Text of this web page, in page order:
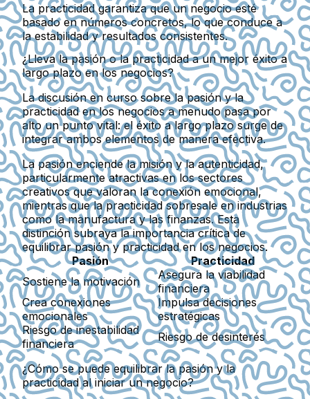
La practicidad garantiza que un negocio esté
basado en números concretos, lo que conduce a
la estabilidad y resultados consistentes.
¿Lleva la pasión o la practicidad a un mejor éxito a
largo plazo en los negocios?
La discusión en curso sobre la pasión y la
practicidad en los negocios a menudo pasa por
alto un punto vital: el éxito a largo plazo surge de
integrar ambos elementos de manera efectiva.
La pasión enciende la misión y la autenticidad,
particularmente atractivas en los sectores
creativos que valoran la conexión emocional,
mientras que la practicidad sobresale en industrias
como la manufactura y las finanzas. Esta
distinción subraya la importancia crítica de
equilibrar pasión y practicidad en los negocios.
Pasión
Practicidad
Sostiene la motivación
Asegura la viabilidad
financiera
Crea conexiones
emocionales
Impulsa decisiones
estratégicas
Riesgo de inestabilidad
financiera
Riesgo de desinterés
¿Cómo se puede equilibrar la pasión y la
practicidad al iniciar un negocio?